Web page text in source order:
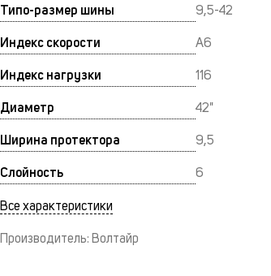
Типо-размер шины 9,5-42
Индекс скорости A6
Индекс нагрузки 116
Диаметр 42"
Ширина протектора 9,5
Слойность 6
Все характеристики
Производитель: Волтайр